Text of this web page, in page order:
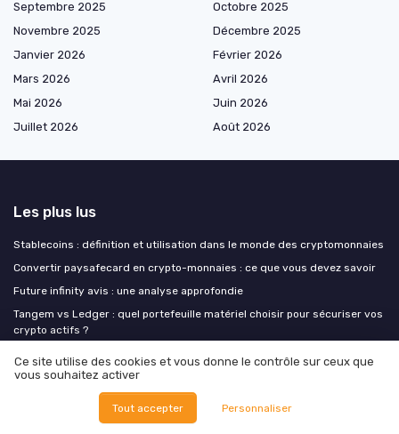
Septembre 2025
Octobre 2025
Novembre 2025
Décembre 2025
Janvier 2026
Février 2026
Mars 2026
Avril 2026
Mai 2026
Juin 2026
Juillet 2026
Août 2026
Les plus lus
Stablecoins : définition et utilisation dans le monde des cryptomonnaies
Convertir paysafecard en crypto-monnaies : ce que vous devez savoir
Future infinity avis : une analyse approfondie
Tangem vs Ledger : quel portefeuille matériel choisir pour sécuriser vos
crypto actifs ?
perspectives
Les derniers articles
Ce site utilise des cookies et vous donne le contrôle sur ceux que
vous souhaitez activer
Tout accepter Personnaliser